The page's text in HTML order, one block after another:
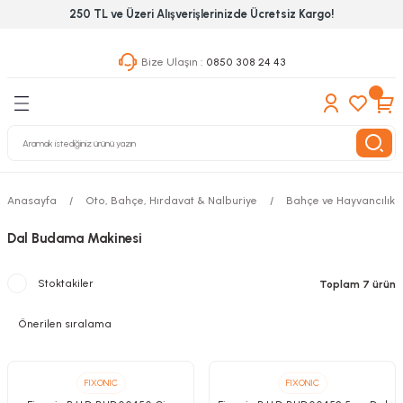
250 TL ve Üzeri Alışverişlerinizde Ücretsiz Kargo!
Bize Ulaşın : 0850 308 24 43
Geri Dön
Geri Dön
& Nalburiye
Grubu
Aletleri
Hizmet Dolapları
Geri Dön
Anasayfa Oto, Bahçe, Hırdavat & Nalburiye Bahçe ve Hayvancılık
Dal Budama Makinesi
Stoktakiler Toplam 7 ürün
FIXONIC FIXONIC